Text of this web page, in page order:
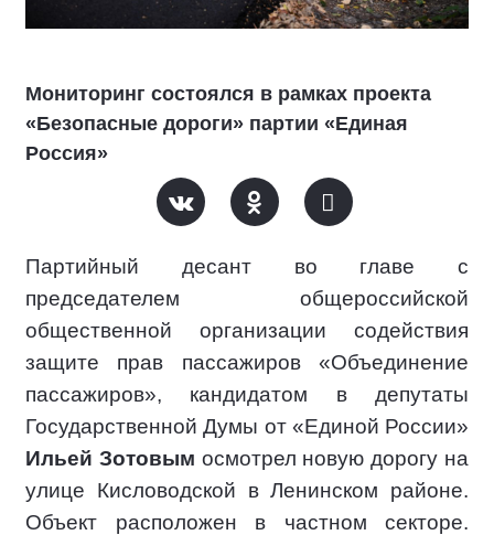
Мониторинг состоялся в рамках проекта
«Безопасные дороги» партии «Единая
Россия»
Партийный десант во главе с
председателем общероссийской
общественной организации содействия
защите прав пассажиров «Объединение
пассажиров», кандидатом в депутаты
Государственной Думы от «Единой России»
Ильей Зотовым осмотрел новую дорогу на
улице Кисловодской в Ленинском районе.
Объект расположен в частном секторе.